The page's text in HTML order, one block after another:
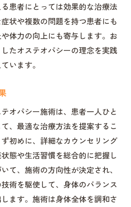
患者にとっては効果的な治療法
状や複数の問題を持つ患者にも
体力の向上にも寄与します。お
たオステオパシーの理念を実践
います。
オパシー施術は、患者一人ひと
、最適な治療方法を提案するこ
初めに、詳細なカウンセリング
態や生活習慣を総合的に把握し
て、施術の方向性が決定され、
術を駆使して、身体のバランス
ます。施術は身体全体を調和さ